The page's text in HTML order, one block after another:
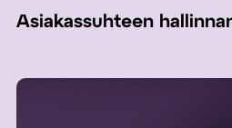
Asiakassuhteen